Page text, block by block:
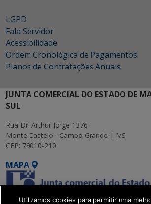
LGPD
Fala Servidor
Acessibilidade
Ordem Cronológica de Pagamentos
Planos de Contratações Anuais
JUNTA COMERCIAL DO ESTADO DE
SUL
Rua Dr. Arthur Jorge 1376
Monte Castelo - Campo Grande | MS
CEP: 79010-210
MAPA
Utilizamos cookies para permitir uma